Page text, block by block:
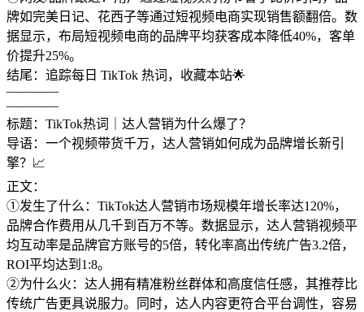
牌如完美日记、花西子等通过短视频电商实现销售额翻倍。数
据显示，布局短视频电商的品牌平均获客成本降低40%，客单
价提升25%。
结尾：追踪每日 TikTok 热词，收藏本站🌟
————
————
标题：TikTok热词｜达人营销为什么爆了？
导语：一个视频带货千万，达人营销如何成为品牌增长新引
擎？📈
正文：
①发生了什么：TikTok达人营销市场规模年增长率达120%，
品牌合作费用从几千到百万不等。数据显示，达人营销视频平
均互动率是品牌官方账号的5倍，转化率高出传统广告3.2倍，
ROI平均达到1:8。
②为什么火：达人拥有精准粉丝群体和高度信任感，其推荐比
传统广告更具说服力。同时，达人内容更符合平台调性，容易